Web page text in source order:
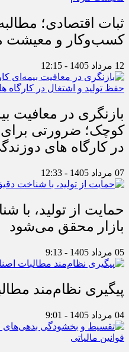
ثبات اقتصادی؛
کسب‌وکار و معیشت
12 مرداد 1405 - 12:15
بازنگری در معافیت
کوچک؛ ضرورتی برای
در کارگاه های
07 مرداد 1405 - 12:33
حمایت از تولید، با
بازار محقق می‌شود
05 مرداد 1405 - 9:13
پیگیری نظام‌مند
04 مرداد 1405 - 9:01